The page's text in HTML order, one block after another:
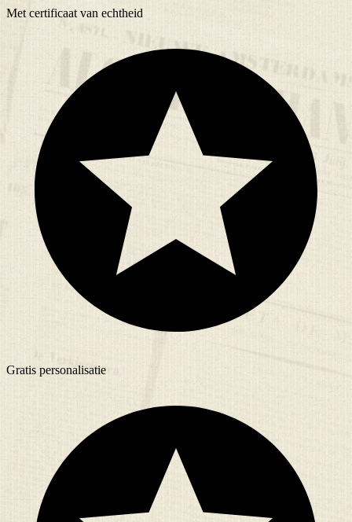
Met certificaat van echtheid
Gratis personalisatie